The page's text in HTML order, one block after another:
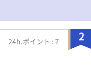
運んでいた。しかし、
茉優に『運命の番
われると思っていた
てもこなかった。 いよ
は見知らぬ美しい女性
塞ぎ込んでしまう。 し
2
24h.ポイント : 7